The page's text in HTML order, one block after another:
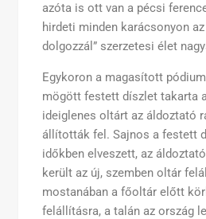
azóta is ott van a pécsi
hirdeti minden karácsonyon
dolgozzál” szerzetesi élet
Egykoron a magasított
mögött festett díszlet takarta
ideiglenes oltárt az áldoztató
állították fel. Sajnos a festett
időkben elveszett, az
került az új, szemben oltár
mostanában a főoltár előtt
felállításra, a talán az ország